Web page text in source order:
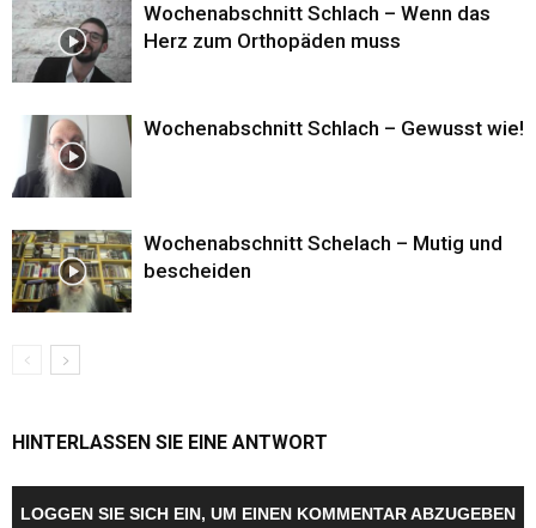
Wochenabschnitt Schlach – Wenn das
Herz zum Orthopäden muss
Wochenabschnitt Schlach – Gewusst wie!
Wochenabschnitt Schelach – Mutig und
bescheiden
HINTERLASSEN SIE EINE ANTWORT
LOGGEN SIE SICH EIN, UM EINEN KOMMENTAR ABZUGEBEN